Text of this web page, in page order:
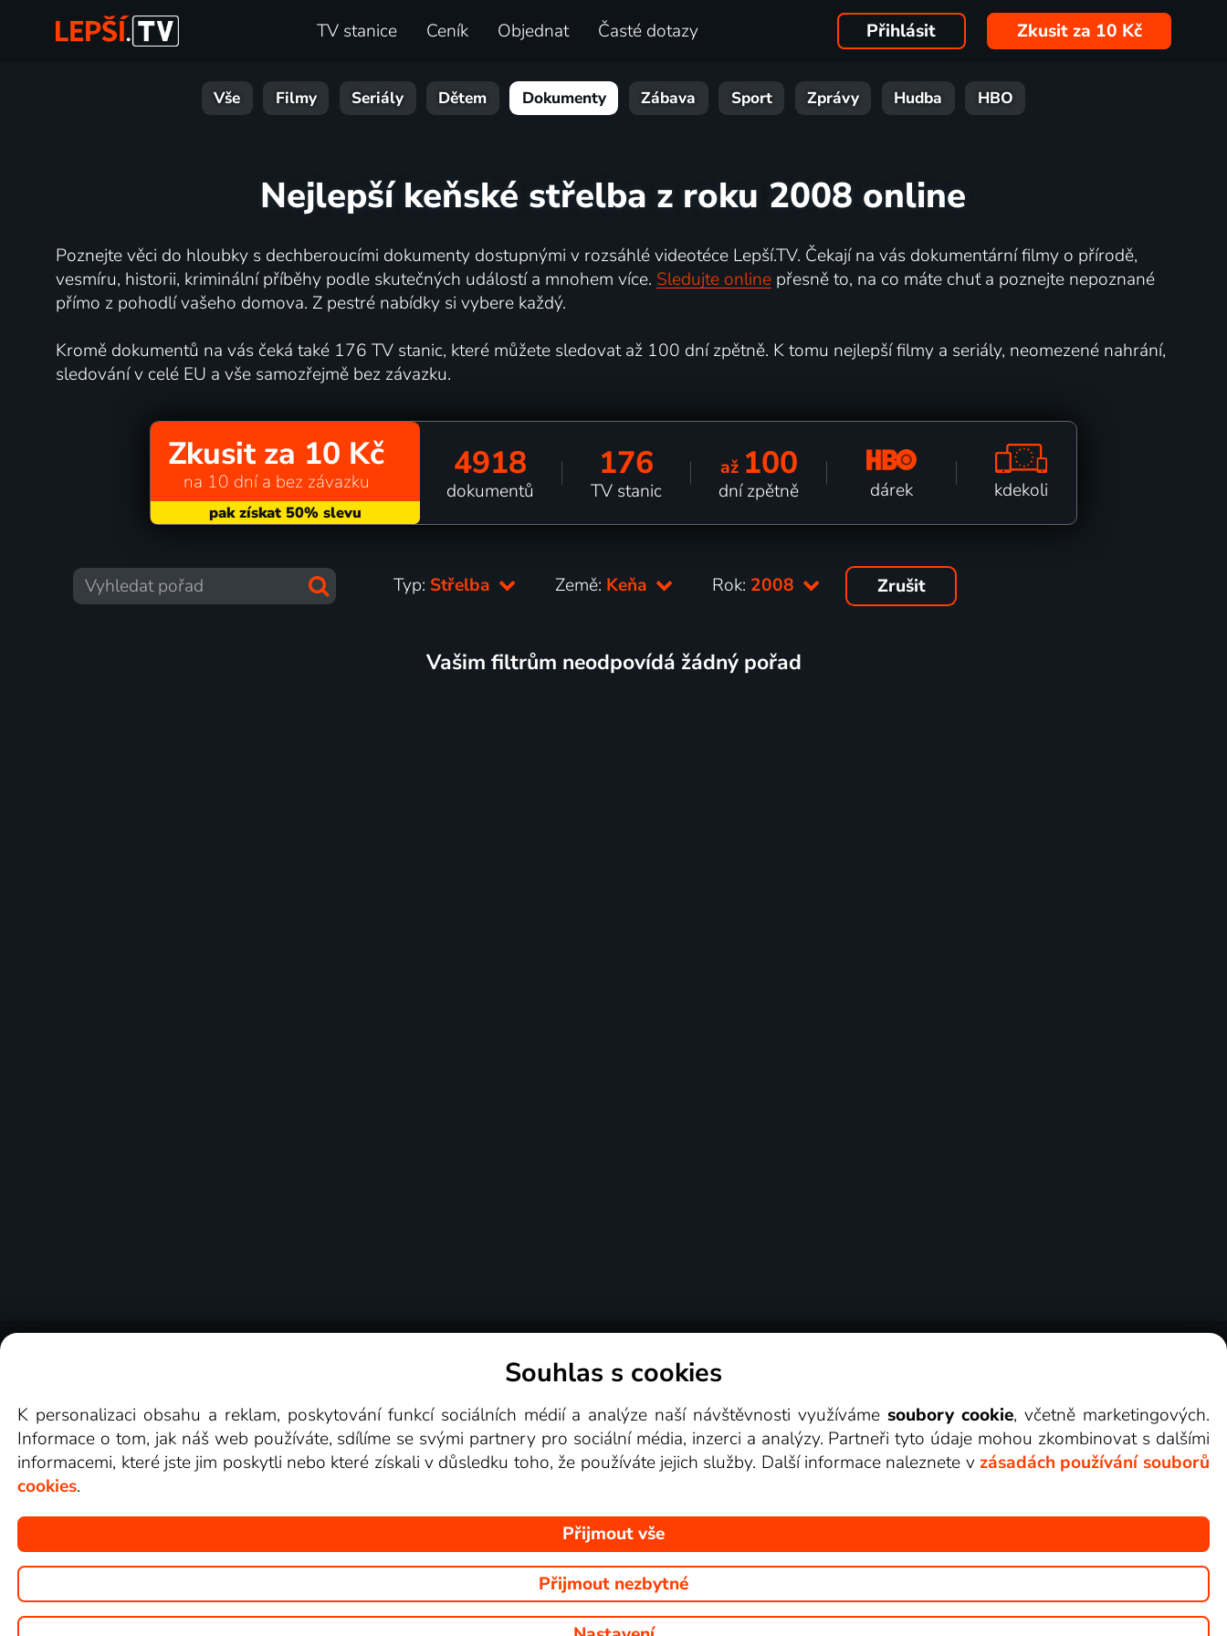
TV stanice Ceník Objednat Časté dotazy Přihlásit Zkusit za 10 Kč
Vše Filmy Seriály Dětem Dokumenty Zábava Sport Zprávy Hudba HBO
Nejlepší keňské střelba z roku 2008 online
Poznejte věci do hloubky s dechberoucími dokumenty dostupnými v rozsáhlé videotéce Lepší.TV. Čekají na vás dokumentární filmy o přírodě,
vesmíru, historii, kriminální příběhy podle skutečných událostí a mnohem více. Sledujte onlinepřesně to, na co máte chuť a poznejte nepoznané
přímo z pohodlí vašeho domova. Z pestré nabídky si vybere každý.
Kromě dokumentů na vás čeká také 176 TV stanic, které můžete sledovat až 100 dní zpětně. K tomu nejlepší filmy a seriály, neomezené nahrání,
sledování v celé EU a vše samozřejmě bez závazku.
Zkusit za 10 Kč
na 10 dní a bez závazku 4918
dokumentů
176
TV stanic
až 100
dní zpětně dárek kdekoli
Typ: Střelba Země: Keňa Rok: 2008 Zrušit
Vašim filtrům neodpovídá žádný pořad
Videotéka
Copyright © goNET s.r.o. Na tomto webu jsou zobrazovány obrázky z pořadů TV stanic, které můžete sledovat v Lepší.TV.
Souhlas s cookies
K personalizaci obsahu a reklam, poskytování funkcí sociálních médií a analýze naší návštěvnosti využívámesoubory cookie, včetně marketingových.
Informace o tom, jak náš web používáte, sdílíme se svými partnery pro sociální média, inzerci a analýzy. Partneři tyto údaje mohou zkombinovat s dalšími
informacemi, které jste jim poskytli nebo které získali v důsledku toho, že používáte jejich služby. Další informace naleznete v zásadách používání souborů
cookies.
Přijmout vše
Přijmout nezbytné